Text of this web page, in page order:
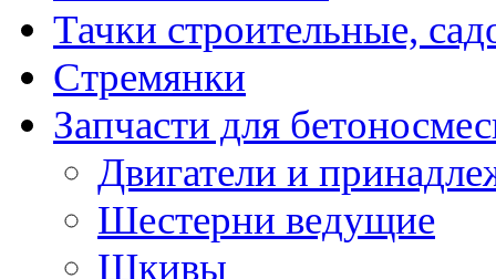
Тачки строительные,
Стремянки
Запчасти для
Двигатели и
Шестерни ведущие
Шкивы